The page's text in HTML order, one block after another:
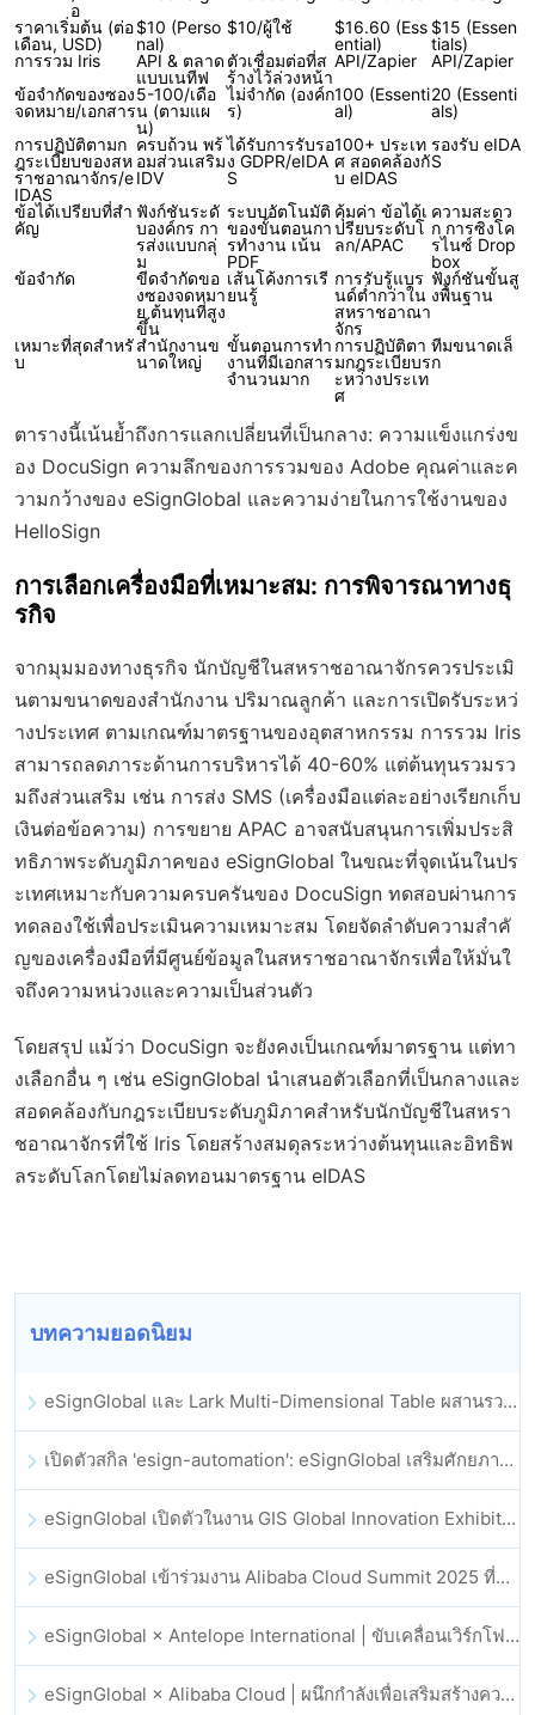
อ
ราคาเริ่มต้น (ต่อ
เดือน, USD)
$10 (Perso
nal)
$10/ผู้ใช้
$16.60 (Ess
ential)
$15 (Essen
tials)
การรวม Iris
API & ตลาด
แบบเนทีฟ
ตัวเชื่อมต่อที่ส
ร้างไว้ล่วงหน้า
API/Zapier
API/Zapier
ข้อจำกัดของซอง
จดหมาย/เอกสาร
5-100/เดือ
น (ตามแผ
น)
ไม่จำกัด (องค์ก
ร)
100 (Essenti
al)
20 (Essenti
als)
การปฏิบัติตามก
ฎระเบียบของสห
ราชอาณาจักร/e
IDAS
ครบถ้วน พร้
อมส่วนเสริม
IDV
ได้รับการรับรอ
ง GDPR/eIDA
S
100+ ประเท
ศ สอดคล้องกั
บ eIDAS
รองรับ eIDA
S
ข้อได้เปรียบที่สำ
คัญ
ฟังก์ชันระดั
บองค์กร กา
รส่งแบบกลุ่
ม
ระบบอัตโนมัติ
ของขั้นตอนกา
รทำงาน เน้น
PDF
คุ้มค่า ข้อได้เ
ปรียบระดับโ
ลก/APAC
ความสะดว
ก การซิงโค
รไนซ์ Drop
box
ข้อจำกัด
ขีดจำกัดขอ
งซองจดหมา
ย ต้นทุนที่สูง
ขึ้น
เส้นโค้งการเรี
ยนรู้
การรับรู้แบร
นด์ต่ำกว่าใน
สหราชอาณา
จักร
ฟังก์ชันขั้นสู
งพื้นฐาน
เหมาะที่สุดสำหรั
บ
สำนักงานข
นาดใหญ่
ขั้นตอนการทำ
งานที่มีเอกสาร
จำนวนมาก
การปฏิบัติตา
มกฎระเบียบร
ะหว่างประเท
ศ
ทีมขนาดเล็
ก
ตารางนี้เน้นย้ำถึงการแลกเปลี่ยนที่เป็นกลาง: ความแข็งแกร่งข
อง DocuSign ความลึกของการรวมของ Adobe คุณค่าและค
วามกว้างของ eSignGlobal และความง่ายในการใช้งานของ
HelloSign
การเลือกเครื่องมือที่เหมาะสม: การพิจารณาทางธุ
รกิจ
จากมุมมองทางธุรกิจ นักบัญชีในสหราชอาณาจักรควรประเมิ
นตามขนาดของสำนักงาน ปริมาณลูกค้า และการเปิดรับระหว่
างประเทศ ตามเกณฑ์มาตรฐานของอุตสาหกรรม การรวม Iris
สามารถลดภาระด้านการบริหารได้ 40-60% แต่ต้นทุนรวมรว
มถึงส่วนเสริม เช่น การส่ง SMS (เครื่องมือแต่ละอย่างเรียกเก็บ
เงินต่อข้อความ) การขยาย APAC อาจสนับสนุนการเพิ่มประสิ
ทธิภาพระดับภูมิภาคของ eSignGlobal ในขณะที่จุดเน้นในปร
ะเทศเหมาะกับความครบครันของ DocuSign ทดสอบผ่านการ
ทดลองใช้เพื่อประเมินความเหมาะสม โดยจัดลำดับความสำคั
ญของเครื่องมือที่มีศูนย์ข้อมูลในสหราชอาณาจักรเพื่อให้มั่นใ
จถึงความหน่วงและความเป็นส่วนตัว
โดยสรุป แม้ว่า DocuSign จะยังคงเป็นเกณฑ์มาตรฐาน แต่ทา
งเลือกอื่น ๆ เช่น eSignGlobal นำเสนอตัวเลือกที่เป็นกลางและ
สอดคล้องกับกฎระเบียบระดับภูมิภาคสำหรับนักบัญชีในสหรา
ชอาณาจักรที่ใช้ Iris โดยสร้างสมดุลระหว่างต้นทุนและอิทธิพ
ลระดับโลกโดยไม่ลดทอนมาตรฐาน eIDAS
บทความยอดนิยม
eSignGlobal และ Lark Multi-Dimensional Table ผสานรวมกันอย่างเป็นทางการ: การลงนามและการเก็บถาวรสัญญาอิเล็กทรอนิกส์แบบอัตโนมัติเต็มรูปแบบ
เปิดตัวสกิล 'esign-automation': eSignGlobal เสริมศักยภาพให้ OpenClaw ด้วยลายเซ็นอิเล็กทรอนิกส์อัตโนมัติ
eSignGlobal เปิดตัวในงาน GIS Global Innovation Exhibition 2025
eSignGlobal เข้าร่วมงาน Alibaba Cloud Summit 2025 ที่ฮ่องกง เพื่อขับเคลื่อนนวัตกรรมคลาวด์ที่ขับเคลื่อนด้วย AI และความเชื่อมั่นทางดิจิทัล
eSignGlobal × Antelope International | ขับเคลื่อนเวิร์กโฟลดิจิทัลที่ปลอดภัยและขับเคลื่อนด้วย AI
eSignGlobal × Alibaba Cloud | ผนึกกำลังเพื่อเสริมสร้างความเชื่อมั่นดิจิทัลระดับโลกสำหรับฟินเทค